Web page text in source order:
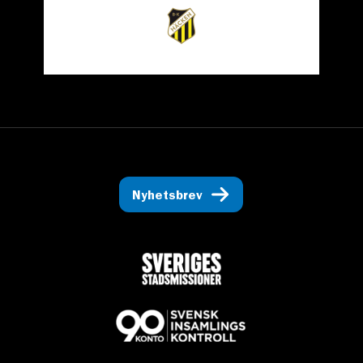
Nyhetsbrev